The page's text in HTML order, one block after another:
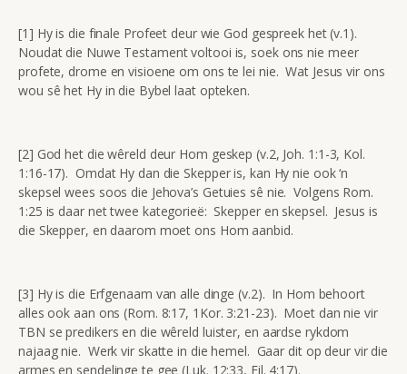
[1] Hy is die finale Profeet deur wie God gespreek het (v.1).
Noudat die Nuwe Testament voltooi is, soek ons nie meer
profete, drome en visioene om ons te lei nie. Wat Jesus vir ons
wou sê het Hy in die Bybel laat opteken.
[2] God het die wêreld deur Hom geskep (v.2, Joh. 1:1-3, Kol.
1:16-17). Omdat Hy dan die Skepper is, kan Hy nie ook ‘n
skepsel wees soos die Jehova’s Getuies sê nie. Volgens Rom.
1:25 is daar net twee kategorieë: Skepper en skepsel. Jesus is
die Skepper, en daarom moet ons Hom aanbid.
[3] Hy is die Erfgenaam van alle dinge (v.2). In Hom behoort
alles ook aan ons (Rom. 8:17, 1Kor. 3:21-23). Moet dan nie vir
TBN se predikers en die wêreld luister, en aardse rykdom
najaag nie. Werk vir skatte in die hemel. Gaar dit op deur vir die
armes en sendelinge te gee (Luk. 12:33, Fil. 4:17).